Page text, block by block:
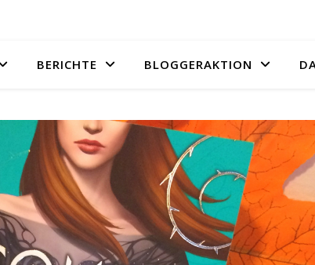
BERICHTE BLOGGERAKTION